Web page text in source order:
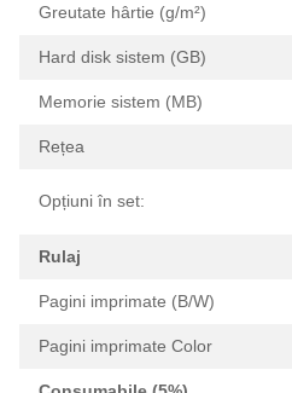
Greutate hârtie (g/m²)
Hard disk sistem (GB)
Memorie sistem (MB)
Rețea
Opțiuni în set:
Rulaj
Pagini imprimate (B/W)
Pagini imprimate Color